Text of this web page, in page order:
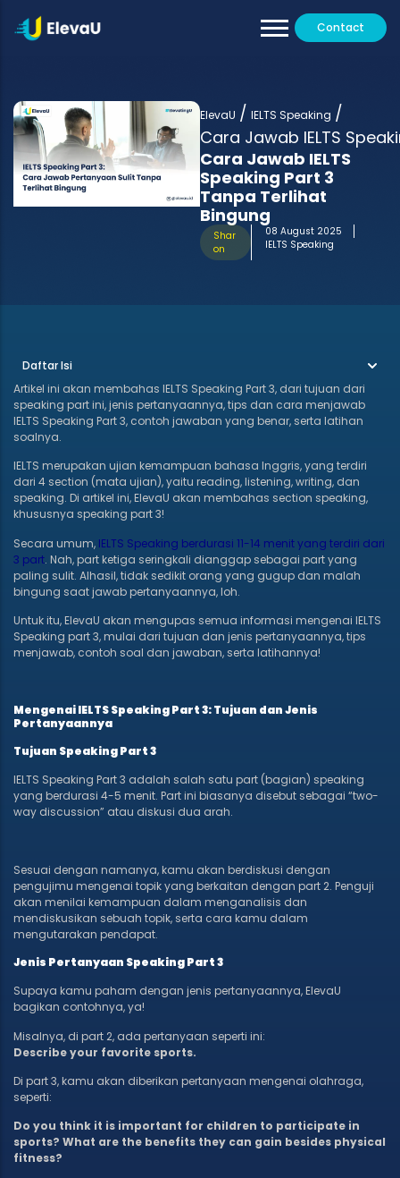
Testimoni
Contact
ElevaU / IELTS Speaking /
Cara Jawab IELTS
Cara Jawab IELTS
Speaking Part 3
Tanpa Terlihat
Bingung
Shar
on
08 August 2025
IELTS Speaking
Daftar Isi
Artikel ini akan membahas IELTS Speaking Part 3, dari tujuan dari
speaking part ini, jenis pertanyaannya, tips dan cara menjawab
IELTS Speaking Part 3, contoh jawaban yang benar, serta latihan
soalnya.
IELTS merupakan ujian kemampuan bahasa Inggris, yang terdiri
dari 4 section (mata ujian), yaitu reading, listening, writing, dan
speaking. Di artikel ini, ElevaU akan membahas section speaking,
khususnya speaking part 3!
Secara umum, IELTS Speaking berdurasi 11-14 menit yang terdiri dari
3 part. Nah, part ketiga seringkali dianggap sebagai part yang
paling sulit. Alhasil, tidak sedikit orang yang gugup dan malah
bingung saat jawab pertanyaannya, loh.
Untuk itu, ElevaU akan mengupas semua informasi mengenai IELTS
Speaking part 3, mulai dari tujuan dan jenis pertanyaannya, tips
menjawab, contoh soal dan jawaban, serta latihannya!
Mengenai IELTS Speaking Part 3: Tujuan dan Jenis
Pertanyaannya
Tujuan Speaking Part 3
IELTS Speaking Part 3 adalah salah satu part (bagian) speaking
yang berdurasi 4-5 menit. Part ini biasanya disebut sebagai “two-
way discussion” atau diskusi dua arah.
Sesuai dengan namanya, kamu akan berdiskusi dengan
pengujimu mengenai topik yang berkaitan dengan part 2. Penguji
akan menilai kemampuan dalam menganalisis dan
mendiskusikan sebuah topik, serta cara kamu dalam
mengutarakan pendapat.
Jenis Pertanyaan Speaking Part 3
Supaya kamu paham dengan jenis pertanyaannya, ElevaU
bagikan contohnya, ya!
Misalnya, di part 2, ada pertanyaan seperti ini:
Describe your favorite sports.
Di part 3, kamu akan diberikan pertanyaan mengenai olahraga,
seperti:
Do you think it is important for children to participate in
sports? What are the benefits they can gain besides physical
fitness?